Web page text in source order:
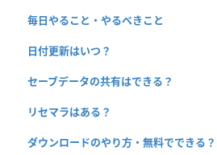
毎日やること・やるべきこと
日付更新はいつ？
セーブデータの共有はできる？
リセマラはある？
ダウンロードのやり方・無料でできる？